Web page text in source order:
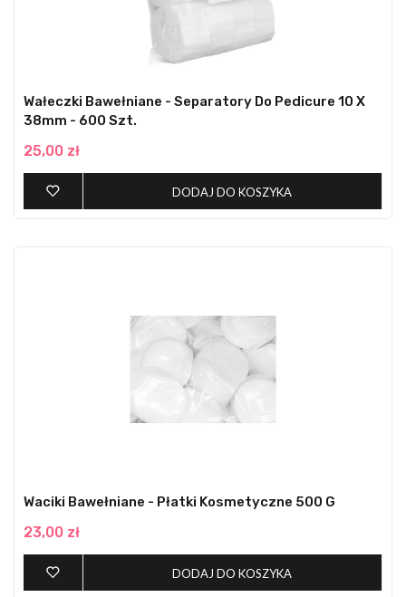
Wałeczki Bawełniane - Separatory Do Pedicure 10 X
38mm - 600 Szt.
25,00 zł
DODAJ DO KOSZYKA
Waciki Bawełniane - Płatki Kosmetyczne 500 G
23,00 zł
DODAJ DO KOSZYKA